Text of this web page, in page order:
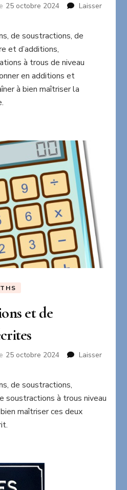
25 octobre 2024
Laisser
de soustractions, de
et d’additions,
à trous de niveau
en additions et
à bien maîtriser la
et de
25 octobre 2024
Laisser
de soustractions,
soustractions à trous niveau
maîtriser ces deux